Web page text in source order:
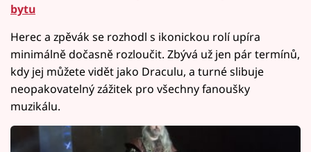
bytu
Herec a zpěvák se rozhodl s ikonickou rolí upíra
minimálně dočasně rozloučit. Zbývá už jen pár termínů,
kdy jej můžete vidět jako Draculu, a turné slibuje
neopakovatelný zážitek pro všechny fanoušky
muzikálu.